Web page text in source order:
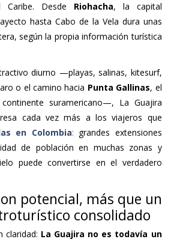
Desde Riohacha, la capital
hasta Cabo de la Vela dura unas
según la propia información turística
diurno —playas, salinas, kitesurf,
o el camino hacia Punta Gallinas, el
suramericano—, La Guajira
cada vez más a los viajeros que
en Colombia: grandes extensiones
de población en muchas zonas y
puede convertirse en el verdadero
potencial, más que un
consolidado
claridad: La Guajira no es todavía un